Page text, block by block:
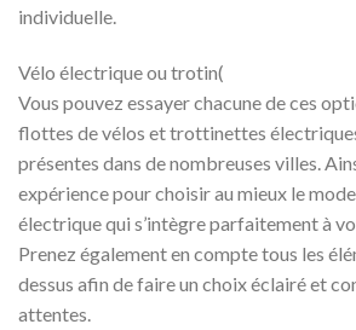
individuelle.
Vélo électrique ou trotin(
Vous pouvez essayer chacune de ces
flottes de vélos et trottinettes
présentes dans de nombreuses villes.
expérience pour choisir au mieux le
électrique qui s’intègre parfaitement à
Prenez également en compte tous les
dessus afin de faire un choix éclairé et
attentes.